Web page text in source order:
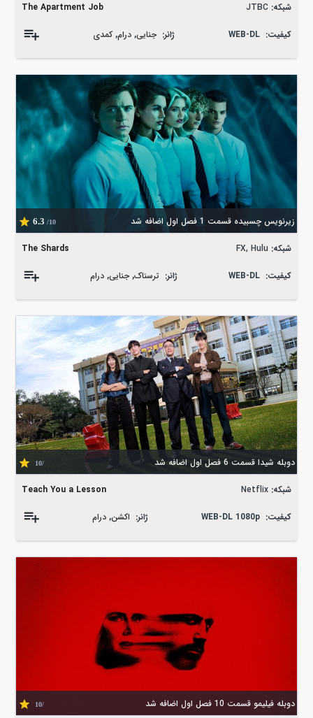
The Apartment Job شبکه: JTBC
کیفیت: WEB-DL ژانر: جنایی, درام, کمدی
زیرنویس چسبیده قسمت 1 فصل اول اضافه شد 6.3 /10
The Shards شبکه: FX, Hulu
کیفیت: WEB-DL ژانر: ترسناک, جنایی, درام
دوبله شیدا قسمت 6 فصل اول اضافه شد /10
Teach You a Lesson شبکه: Netflix
کیفیت: WEB-DL 1080p ژانر: اکشن, درام
دوبله فیلیمو قسمت 10 فصل اول اضافه شد /10